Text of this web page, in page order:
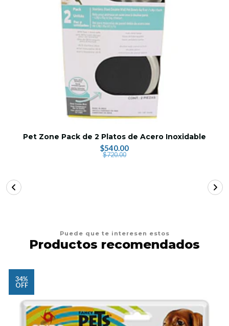
Pet Zone Pack de 2 Platos de Acero Inoxidable
$540.00
$720.00
Puede que te interesen estos
Productos recomendados
34%
OFF